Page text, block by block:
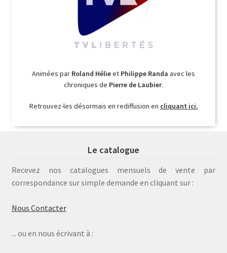
Animées par Roland Hélieet Philippe Randa avec les
chroniques de Pierre de Laubier.
Retrouvez-les désormais en rediffusion en cliquant ici.
Le catalogue
Recevez nos catalogues mensuels de vente par
correspondance sur simple demande en cliquant sur :
Nous Contacter
... ou en nous écrivant à :